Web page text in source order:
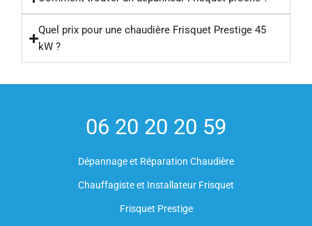
Quel prix pour une chaudière Frisquet Prestige 45
kW ?
06 20 20 20 59
Dépannage et Réparation Chaudière
Chauffagiste et Installateur Frisquet
Frisquet Prestige